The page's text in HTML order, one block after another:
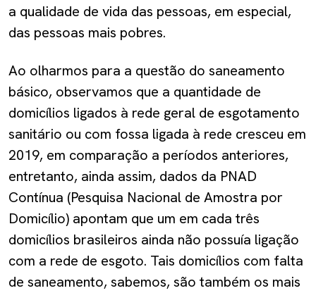
a qualidade de vida das pessoas, em especial,
das pessoas mais pobres.
Ao olharmos para a questão do saneamento
básico, observamos que a quantidade de
domicílios ligados à rede geral de esgotamento
sanitário ou com fossa ligada à rede cresceu em
2019, em comparação a períodos anteriores,
entretanto, ainda assim, dados da PNAD
Contínua (Pesquisa Nacional de Amostra por
Domicílio) apontam que um em cada três
domicílios brasileiros ainda não possuía ligação
com a rede de esgoto. Tais domicílios com falta
de saneamento, sabemos, são também os mais